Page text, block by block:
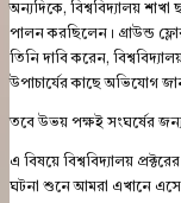
অন্যদিকে, বিশ্ববিদ্যালয়
পালন করছিলেন। গ্রাউন্ড
তিনি দাবি করেন,
উপাচার্যের কাছে অভিযোগ
তবে উভয় পক্ষই সংঘর্ষের
এ বিষয়ে বিশ্ববিদ্যালয়
ঘটনা শুনে আমরা এখানে